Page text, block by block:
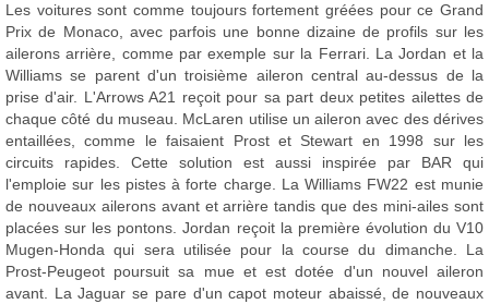
Les voitures sont comme toujours fortement gréées pour ce Grand
Prix de Monaco, avec parfois une bonne dizaine de profils sur les
ailerons arrière, comme par exemple sur la Ferrari. La Jordan et la
Williams se parent d'un troisième aileron central au-dessus de la
prise d'air. L'Arrows A21 reçoit pour sa part deux petites ailettes de
chaque côté du museau. McLaren utilise un aileron avec des dérives
entaillées, comme le faisaient Prost et Stewart en 1998 sur les
circuits rapides. Cette solution est aussi inspirée par BAR qui
l'emploie sur les pistes à forte charge. La Williams FW22 est munie
de nouveaux ailerons avant et arrière tandis que des mini-ailes sont
placées sur les pontons. Jordan reçoit la première évolution du V10
Mugen-Honda qui sera utilisée pour la course du dimanche. La
Prost-Peugeot poursuit sa mue et est dotée d'un nouvel aileron
avant. La Jaguar se pare d'un capot moteur abaissé, de nouveaux